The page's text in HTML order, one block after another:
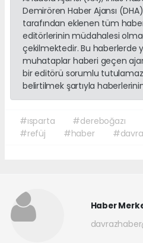
Demirören Haber Ajansı
tarafından eklenen tüm
editörlerinin müdahalesi
çekilmektedir. Bu haberlerde
muhataplar haberi geçen
bir editörü sorumlu
belirtilmek şartıyla
#ısparta #dereboğazı
#refüj
#haber
Haber